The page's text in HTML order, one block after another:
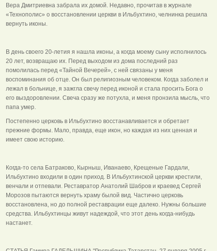
Вера Дмитриевна забрала их домой. Недавно, прочитав в журнале
«Технополис» о восстановлении церкви в Ильбухтино, челнинка решила
вернуть иконы.
В день своего 20-летия я нашла иконы, а когда моему сыну исполнилось
20 лет, возвращаю их. Перед выходом из дома последний раз
помолилась перед «Тайной Вечерей», с ней связаны у меня
воспоминания об отце. Он был религиозным человеком. Когда заболел и
лежал в больнице, я зажгла свечу перед иконой и стала просить Бога о
его выздоровлении. Свеча сразу же потухла, и меня пронзила мысль, что
папа умер.
Постепенно церковь в Ильбухтино восстанавливается и обретает
прежние формы. Мало, правда, еще икон, но каждая из них ценная и
имеет свою историю.
Когда-то села Батраково, Кырныш, Иванаево, Крещеные Гардали,
Ильбухтино входили в один приход. В Ильбухтинской церкви крестили,
венчали и отпевали. Реставратор Анатолий Шабров и краевед Сергей
Морозов пытаются вернуть храму былой вид. Частично церковь
восстановлена, но до полной реставрации еще далеко. Нужны большие
средства. Ильбухтинцы живут надеждой, что этот день когда-нибудь
настанет.